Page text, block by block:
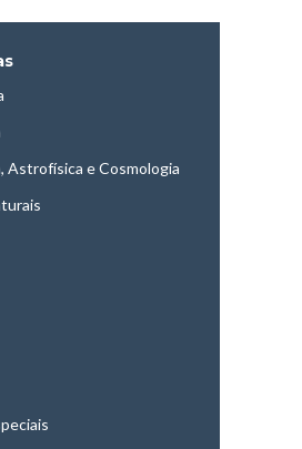
Astrofísica e Cosmologia